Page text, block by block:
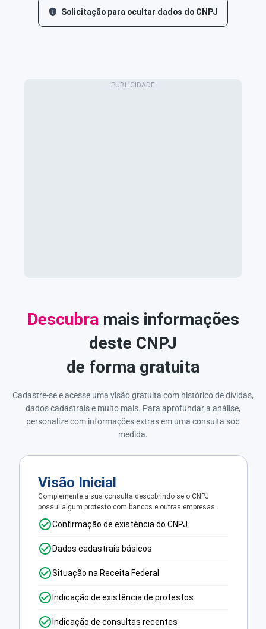
Solicitação para ocultar dados do CNPJ
Descubra mais informações
deste CNPJ
de forma gratuita
Cadastre-se e acesse uma visão gratuita com histórico de dívidas,
dados cadastrais e muito mais. Para aprofundar a análise,
personalize com informações extras em uma consulta sob
medida.
Visão Inicial
Complemente a sua consulta descobrindo se o CNPJ
possui algum protesto com bancos e outras empresas.
Confirmação de existência do CNPJ
Dados cadastrais básicos
Situação na Receita Federal
Indicação de existência de protestos
Indicação de consultas recentes